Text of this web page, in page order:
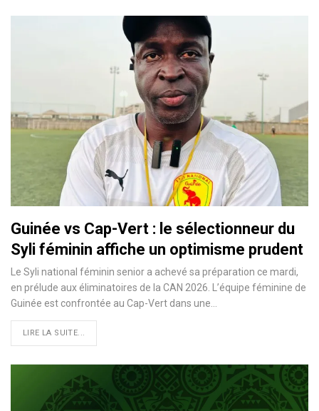
Guinée vs Cap-Vert : le sélectionneur du
Syli féminin affiche un optimisme prudent
Le Syli national féminin senior a achevé sa préparation ce mardi,
en prélude aux éliminatoires de la CAN 2026. L’équipe féminine de
Guinée est confrontée au Cap-Vert dans une…
LIRE LA SUITE...